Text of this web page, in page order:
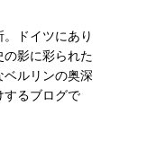
ドイツにあり
の影に彩られた
ルリンの奥深
するブログで